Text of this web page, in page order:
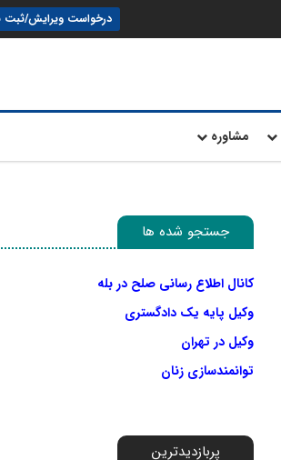
درخواست ویرایش/ثبت
مشاوره
جستجو شده ها
کانال اطلاع رسانی صلح در بله
وکیل پایه یک دادگستری
وکیل در تهران
توانمندسازی زنان
پربازدیدترین